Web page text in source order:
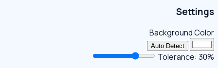
Settings
Background Color
Auto Detect
Tolerance: 30%